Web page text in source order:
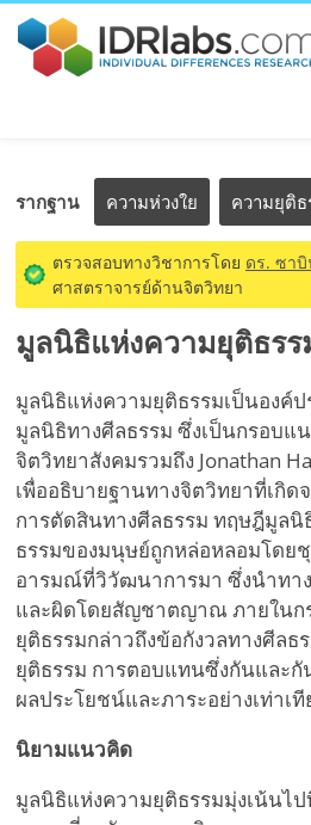
รากฐาน ความห่วงใย ความยุติธ
ตรวจสอบทางวิชาการโดย ดร. ซา
ศาสตราจารย์ด้านจิตวิทยา
มูลนิธิแห่งความยุติธรร
มูลนิธิแห่งความยุติธรรมเป็นองค์
มูลนิธิทางศีลธรรม ซึ่งเป็นกรอบ
จิตวิทยาสังคมรวมถึง Jonathan
เพื่ออธิบายฐานทางจิตวิทยาที่เกิ
การตัดสินทางศีลธรรม ทฤษฎีมูลนิ
ธรรมของมนุษย์ถูกหล่อหลอมโดย
อารมณ์ที่วิวัฒนาการมา ซึ่งนำทา
และผิดโดยสัญชาตญาณ ภายในก
ยุติธรรมกล่าวถึงข้อกังวลทางศีลธ
ยุติธรรม การตอบแทนซึ่งกันและกั
ผลประโยชน์และภาระอย่างเท่าเ
นิยามแนวคิด
มูลนิธิแห่งความยุติธรรมมุ่งเน้น